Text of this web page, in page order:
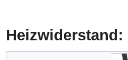
Heizwiderstand: